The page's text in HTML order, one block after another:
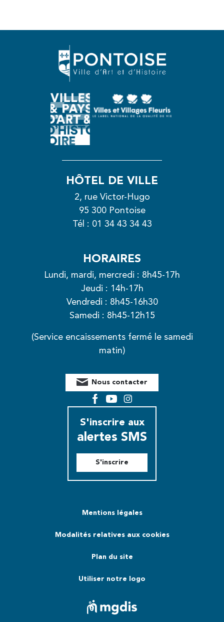
HÔTEL DE VILLE
2, rue Victor-Hugo
95 300 Pontoise
Tél : 01 34 43 34 43
HORAIRES
Lundi, mardi, mercredi : 8h45-17h
Jeudi : 14h-17h
Vendredi : 8h45-16h30
Samedi : 8h45-12h15
(Service encaissements fermé le samedi
matin)
Nous contacter
FacebookYouTubeInstagram
S'inscrire aux
alertes SMS
S'inscrire
Mentions légales
Modalités relatives aux cookies
Plan du site
Utiliser notre logo